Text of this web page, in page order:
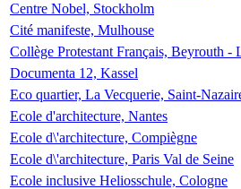
Centre Nobel, Stockholm
Cité manifeste, Mulhouse
Collège Protestant Français, Beyrouth -
Documenta 12, Kassel
Eco quartier, La Vecquerie, Saint-
Ecole d'architecture, Nantes
Ecole d\'architecture, Compiègne
Ecole d\'architecture, Paris Val de Seine
Ecole inclusive Heliosschule, Cologne